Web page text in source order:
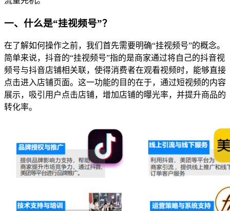
一、什么是“挂视频号”？
在了解如何操作之前，我们首先需要明确“挂视频号”的概念。
简单来说，抖音的“挂视频号”指的是商家通过将自己的抖音视
频号与抖音店铺相关联，使得消费者在观看视频时，能够直接
点击进入店铺页面。这一功能的目的在于，通过短视频的内容
展示，吸引用户点击店铺，增加店铺的曝光率，并提升商品的
转化率。